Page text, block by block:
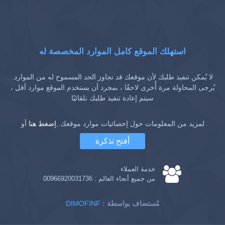
استهلك الموقع كامل الموارد المخصصة له
لا يُمكن تنفيذ طلبك لأن موقعك قد تجاوز الحد المسموح له من الموارد.
يُرجى المحاولة مرة أُخرى لاحقًا ، بمجرد أن يستخدم الموقع موارد أقل ،
سيتم إعادة تنفيذ طلبك تلقائيًا
لمزيد من المعلومات حول إحصائيات موارد موقعك ,إضغط هنا أو
أفتح تذكرة
خدمة العملاء
من جميع أنحاء العالم : 00966920031736
DIMOFINF : مُستضاف بواسطة